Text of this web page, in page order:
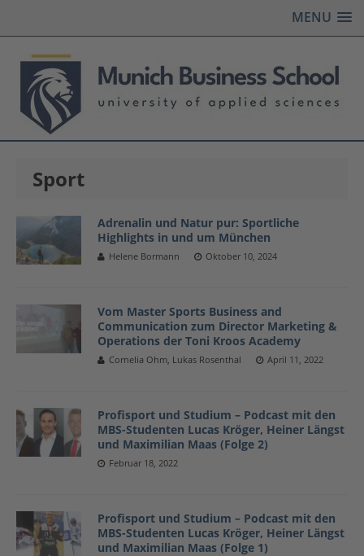
MENU
Sport
Adrenalin und Natur pur: Sportliche
Highlights in und um München
Helene Bormann Oktober 10, 2024
Vom Master Sports Business and
Communication zum Director Marketing &
Operations der Toni Kroos Academy
Cornelia Ohm, Lukas Rosenthal April 11, 2022
Profisport und Studium – Podcast mit den
MBS-Studenten Lucas Kröger, Heiner Längst
und Maximilian Maas (Folge 2)
Februar 18, 2022
Profisport und Studium – Podcast mit den
MBS-Studenten Lucas Kröger, Heiner Längst
und Maximilian Maas (Folge 1)